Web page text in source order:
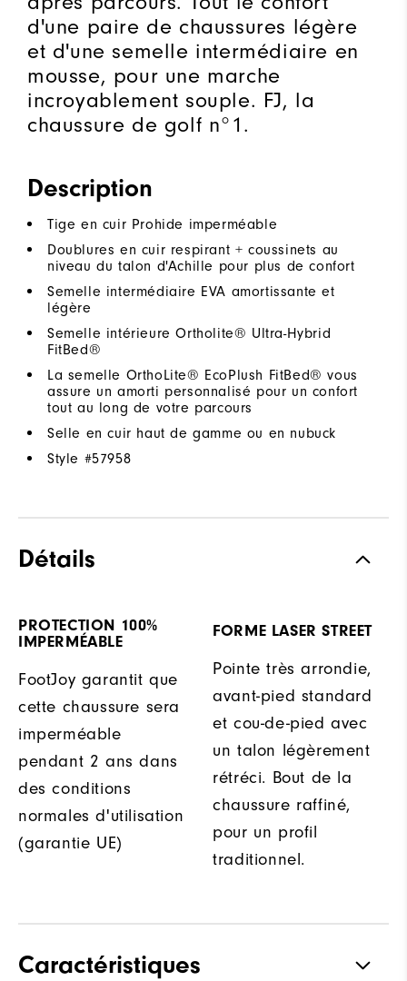
d'une paire de chaussures légère
et d'une semelle intermédiaire en
mousse, pour une marche
incroyablement souple. FJ, la
chaussure de golf n°1.
Description
Tige en cuir Prohide imperméable
Doublures en cuir respirant + coussinets au
niveau du talon d'Achille pour plus de confort
Semelle intermédiaire EVA amortissante et
légère
Semelle intérieure Ortholite® Ultra-Hybrid
FitBed®
La semelle OrthoLite® EcoPlush FitBed® vous
assure un amorti personnalisé pour un confort
tout au long de votre parcours
Selle en cuir haut de gamme ou en nubuck
Style #57958
Détails
PROTECTION 100%
IMPERMÉABLE
FootJoy garantit que
cette chaussure sera
imperméable
pendant 2 ans dans
des conditions
normales d'utilisation
(garantie UE)
FORME LASER STREET
Pointe très arrondie,
avant-pied standard
et cou-de-pied avec
un talon légèrement
rétréci. Bout de la
chaussure raffiné,
pour un profil
traditionnel.
Caractéristiques